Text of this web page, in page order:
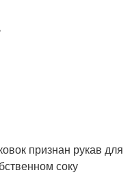
для винегрета
признан рукав для
соку